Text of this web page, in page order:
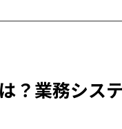
？業務シス